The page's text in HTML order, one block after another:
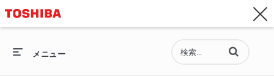
総合トップメニュー 動画の検索語句